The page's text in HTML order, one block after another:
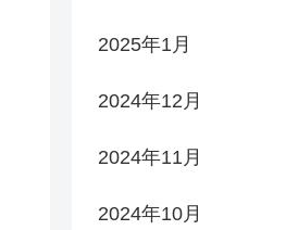
2025年1月
2024年12月
2024年11月
2024年10月